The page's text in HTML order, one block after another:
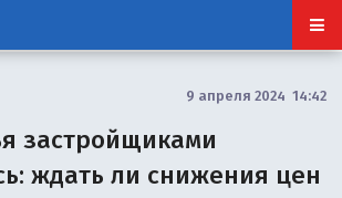
9 апреля 2024 14:42
застройщиками
ждать ли снижения цен